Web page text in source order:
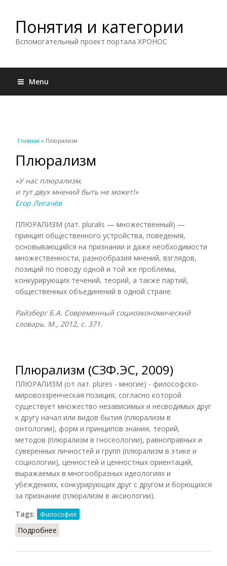
Понятия и категории
Вспомогательный проект портала ХРОНОС
Menu
Вы здесь
Главная » Плюрализм
Плюрализм
«У нас плюрализм,
и тут двух мнений быть не может!»
Егор Лигачёв
ПЛЮРАЛИЗМ (лат. pluralis — множественный) —
принцип общественного устройства, поведения,
основывающийся на признании и даже необходимости
множественности, разнообразия мнений, взглядов,
позиций по поводу одной и той же проблемы,
конкурирующих течений, теорий, а также партий,
общественных объединений в одной стране.
Райзберг Б.А. Современный социоэкономический
словарь. М., 2012, с. 371.
Плюрализм (СЗФ.ЭС, 2009)
ПЛЮРАЛИЗМ (от лат. plures - многие) - философско-
мировоззренческая позиция, согласно которой
существует множество независимых и несводимых друг
к другу начал или видов бытия (плюрализм в
онтологии), форм и принципов знания, теорий,
методов (плюрализм в гносеологии), равноправных и
суверенных личностей и групп (плюрализм в этике и
социологии), ценностей и ценностных ориентаций,
выражаемых в многообразных идеологиях и
убеждениях, конкурирующих друг с другом и борющихся
за признание (плюрализм в аксиологии).
Tags:
Философия
Подробнее